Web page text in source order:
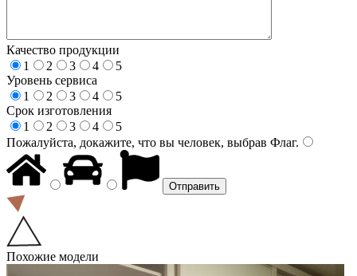
Качество продукции
1
2 3 4
5
Уровень сервиса
1
2 3 4
5
Срок изготовления
1
2 3 4
5
Пожалуйста, докажите, что вы человек, выбрав Флаг.
Похожие модели